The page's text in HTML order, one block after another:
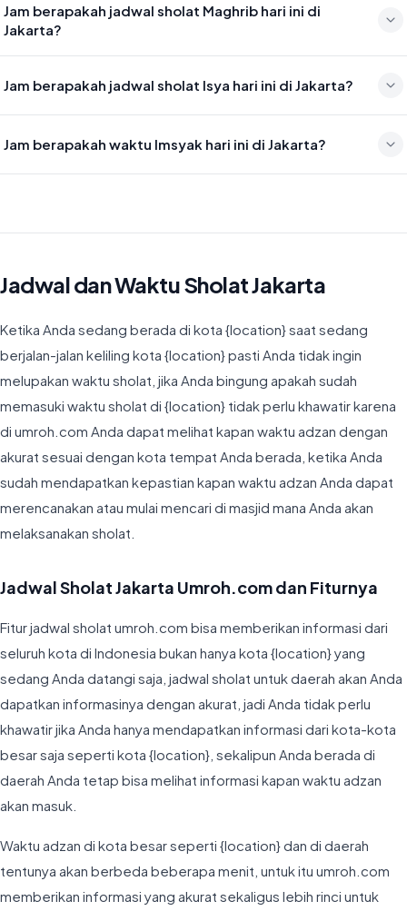
Jam berapakah jadwal sholat Maghrib hari ini di
Jakarta?
Jam berapakah jadwal sholat Isya hari ini di Jakarta?
Jam berapakah waktu Imsyak hari ini di Jakarta?
Jadwal dan Waktu Sholat Jakarta
Ketika Anda sedang berada di kota {location} saat sedang
berjalan-jalan keliling kota {location} pasti Anda tidak ingin
melupakan waktu sholat, jika Anda bingung apakah sudah
memasuki waktu sholat di {location} tidak perlu khawatir karena
di umroh.com Anda dapat melihat kapan waktu adzan dengan
akurat sesuai dengan kota tempat Anda berada, ketika Anda
sudah mendapatkan kepastian kapan waktu adzan Anda dapat
merencanakan atau mulai mencari di masjid mana Anda akan
melaksanakan sholat.
Jadwal Sholat Jakarta Umroh.com dan Fiturnya
Fitur jadwal sholat umroh.com bisa memberikan informasi dari
seluruh kota di Indonesia bukan hanya kota {location} yang
sedang Anda datangi saja, jadwal sholat untuk daerah akan Anda
dapatkan informasinya dengan akurat, jadi Anda tidak perlu
khawatir jika Anda hanya mendapatkan informasi dari kota-kota
besar saja seperti kota {location}, sekalipun Anda berada di
daerah Anda tetap bisa melihat informasi kapan waktu adzan
akan masuk.
Waktu adzan di kota besar seperti {location} dan di daerah
tentunya akan berbeda beberapa menit, untuk itu umroh.com
memberikan informasi yang akurat sekaligus lebih rinci untuk